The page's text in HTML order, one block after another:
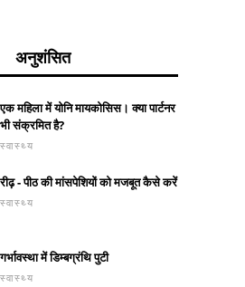
अनुशंसित
एक महिला में योनि मायकोसिस। क्या पार्टनर
भी संक्रमित है?
स्वास्थ्य
रीढ़ - पीठ की मांसपेशियों को मजबूत कैसे करें
स्वास्थ्य
गर्भावस्था में डिम्बग्रंथि पुटी
स्वास्थ्य